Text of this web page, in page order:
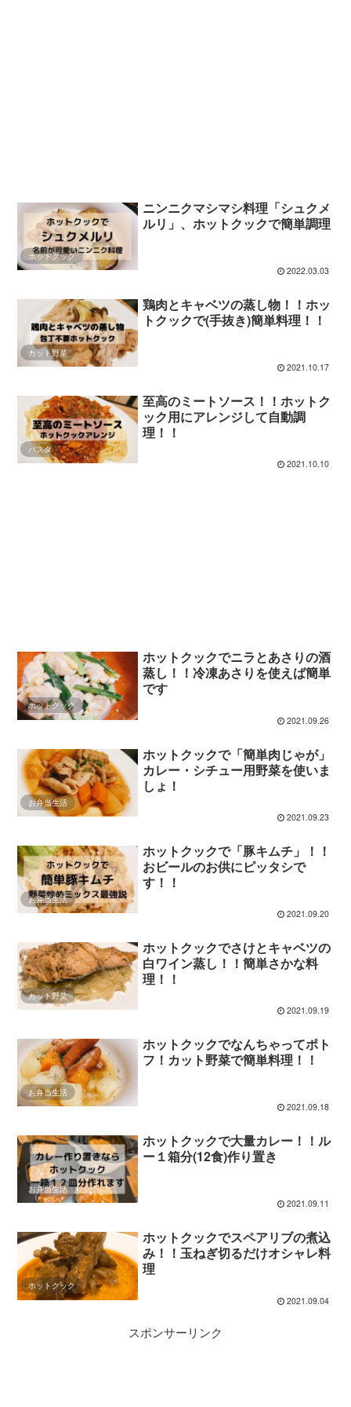
ホットクック
ニンニクマシマシ料理「シュクメ
ルリ」、ホットクックで簡単調理
2022.03.03
カット野菜
鶏肉とキャベツの蒸し物！！ホッ
トクックで(手抜き)簡単料理！！
2021.10.17
パスタ
至高のミートソース！！ホットク
ック用にアレンジして自動調
理！！
2021.10.10
ホットクック
ホットクックでニラとあさりの酒
蒸し！！冷凍あさりを使えば簡単
です
2021.09.26
お弁当生活
ホットクックで「簡単肉じゃが」
カレー・シチュー用野菜を使いま
しょ！
2021.09.23
お弁当生活
ホットクックで「豚キムチ」！！
おビールのお供にピッタシで
す！！
2021.09.20
カット野菜
ホットクックでさけとキャベツの
白ワイン蒸し！！簡単さかな料
理！！
2021.09.19
お弁当生活
ホットクックでなんちゃってポト
フ！カット野菜で簡単料理！！
2021.09.18
お弁当生活
ホットクックで大量カレー！！ル
ー１箱分(12食)作り置き
2021.09.11
ホットクック
ホットクックでスペアリブの煮込
み！！玉ねぎ切るだけオシャレ料
理
2021.09.04
スポンサーリンク